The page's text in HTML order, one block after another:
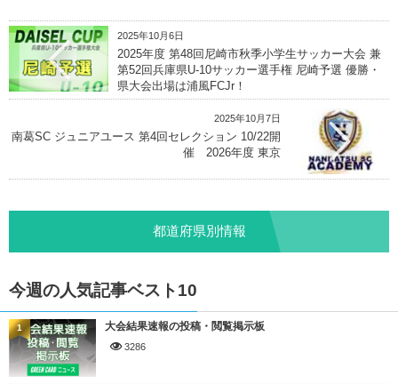
2025年10月6日
2025年度 第48回尼崎市秋季小学生サッカー大会 兼
第52回兵庫県U-10サッカー選手権 尼崎予選 優勝・
県大会出場は浦風FCJr！
2025年10月7日
南葛SC ジュニアユース 第4回セレクション 10/22開
催 2026年度 東京
都道府県別情報
今週の人気記事ベスト10
大会結果速報の投稿・閲覧掲示板
3286
1